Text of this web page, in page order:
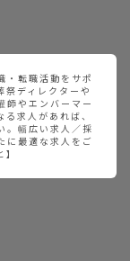
・転職活動をサポ
祭ディレクターや
師やエンバーマー
求人があれば、
。幅広い求人／採
に最適な求人をご